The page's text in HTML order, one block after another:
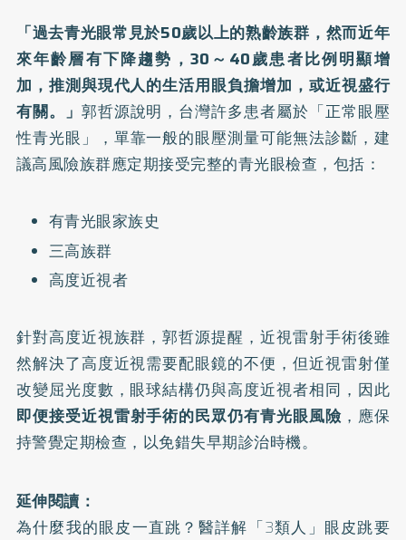
「過去青光眼常見於50歲以上的熟齡族群，然而近年
來年齡層有下降趨勢，30～40歲患者比例明顯增
加，推測與現代人的生活用眼負擔增加，或近視盛行
有關。」 郭哲源說明，台灣許多患者屬於「正常眼壓
性青光眼 」，單靠一般的眼壓測量可能無法診斷，建
議高風險族群應定期接受完整的青光眼檢查，包括：
有青光眼家族史
三高族群
高度近視者
針對高度近視族群，郭哲源提醒，近視雷射手術後雖
然解決了高度近視需要配眼鏡的不便，但近視雷射僅
改變屈光度數，眼球結構仍與高度近視者相同，因此
即便接受近視雷射手術的民眾仍有青光眼風險，應保
持警覺定期檢查，以免錯失早期診治時機。
延伸閱讀：
為什麼我的眼皮一直跳？醫詳解「3類人」眼皮跳要